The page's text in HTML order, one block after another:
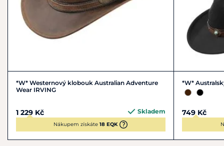
*W* Westernový klobouk Australian Adventure
Wear IRVING
1 229 Kč Skladem
Nákupem získáte18 EQK
*W*
749 Kč